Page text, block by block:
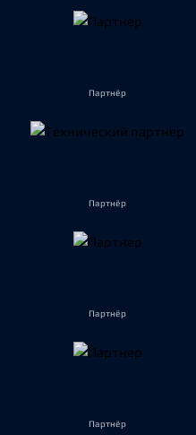
Партнёр
Партнёр
Партнёр
Партнёр